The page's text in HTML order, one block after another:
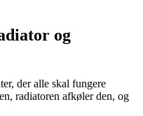
og
der alle skal fungere
radiatoren afkøler den, og